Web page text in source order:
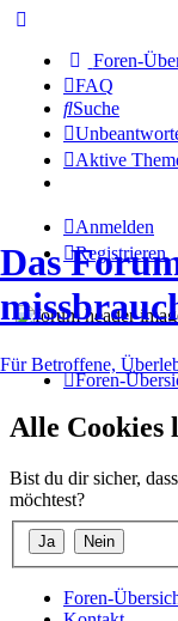
Foren-
FAQ
Suche
Aktive
Anmelden
Registrieren
Das
Für Betroffene,
Foren-
Alle Cookies
Bist du dir sicher,
möchtest?
Foren-